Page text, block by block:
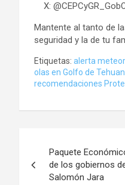
X:
Mantente al tanto de
seguridad y la de tu
Etiquetas: alerta
olas en Golfo de
recomendaciones
de
Paquete
de los gobiernos
Salomón Jara